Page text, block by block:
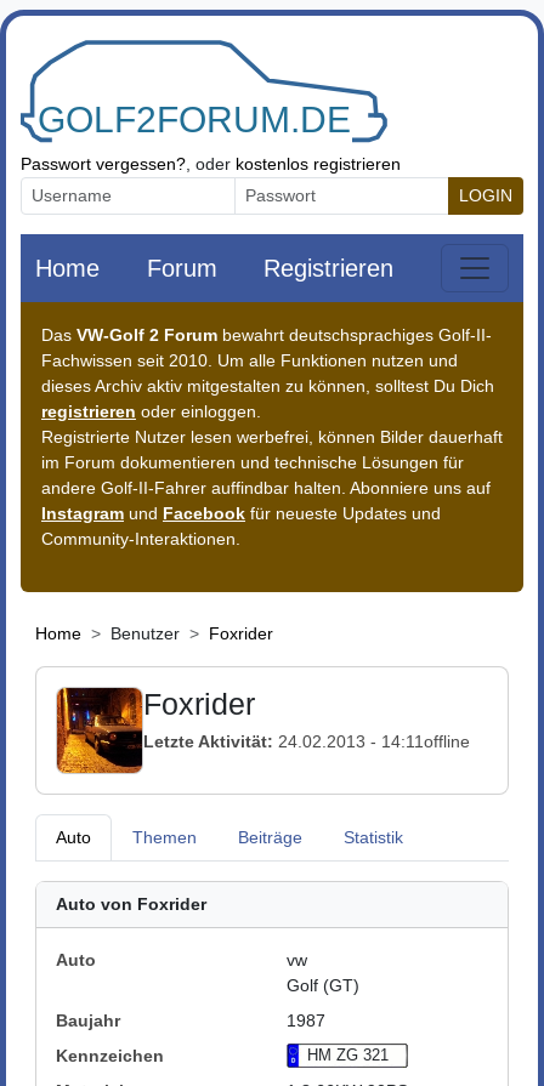
Zum Inhalt springen
Passwort vergessen? , oder kostenlos registrieren
LOGIN
Home Forum Registrieren
Das VW-Golf 2 Forum bewahrt deutschsprachiges Golf-II-
Fachwissen seit 2010. Um alle Funktionen nutzen und
dieses Archiv aktiv mitgestalten zu können, solltest Du Dich
registrieren oder einloggen.
Registrierte Nutzer lesen werbefrei, können Bilder dauerhaft
im Forum dokumentieren und technische Lösungen für
andere Golf-II-Fahrer auffindbar halten. Abonniere uns auf
Instagram und Facebook für neueste Updates und
Community-Interaktionen.
Home Benutzer Foxrider
Foxrider
Letzte Aktivität: 24.02.2013 - 14:11offline
Auto Themen Beiträge Statistik
Auto von Foxrider
Auto
vw
Golf (GT)
Baujahr
1987
Kennzeichen
HM ZG 321